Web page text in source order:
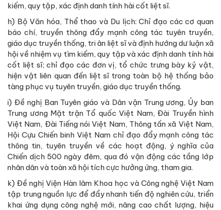
kiếm, quy tập, xác định danh tính hài cốt liệt sĩ.
h) Bộ Văn hóa, Thể thao và Du lịch: Chỉ đạo các cơ quan
báo chí, truyền thông đẩy mạnh công tác tuyên truyền,
giáo dục truyền thống, tri ân liệt sĩ và định hướng dư luận xã
hội về nhiệm vụ tìm kiếm, quy tập và xác định danh tính hài
cốt liệt sĩ; chỉ đạo các đơn vị, tổ chức trưng bày kỷ vật,
hiện vật liên quan đến liệt sĩ trong toàn bộ hệ thống bảo
tàng phục vụ tuyên truyền, giáo dục truyền thống.
i) Đề nghị Ban Tuyên giáo và Dân vận Trung ương, Ủy ban
Trung ương Mặt trận Tổ quốc Việt Nam, Đài Truyền hình
Việt Nam, Đài Tiếng nói Việt Nam, Thông tấn xã Việt Nam,
Hội Cựu Chiến binh Việt Nam chỉ đạo đẩy mạnh công tác
thông tin, tuyên truyền về các hoạt động, ý nghĩa của
Chiến dịch 500 ngày đêm, qua đó vận động các tầng lớp
nhân dân và toàn xã hội tích cực hưởng ứng, tham gia.
k) Đề nghị Viện Hàn lâm Khoa học và Công nghệ Việt Nam
tập trung nguồn lực để đẩy nhanh tiến độ nghiên cứu, triển
khai ứng dụng công nghệ mới, nâng cao chất lượng, hiệu